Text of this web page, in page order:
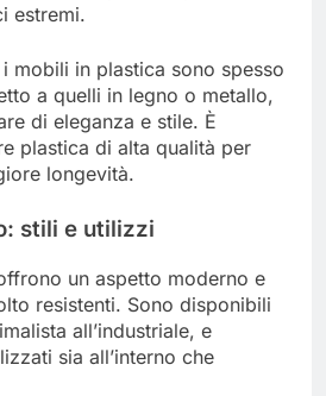
estremi.
mobili in plastica sono spesso
a quelli in legno o metallo,
di eleganza e stile. È
plastica di alta qualità per
longevità.
stili e utilizzi
un aspetto moderno e
resistenti. Sono disponibili
all’industriale, e
sia all’interno che